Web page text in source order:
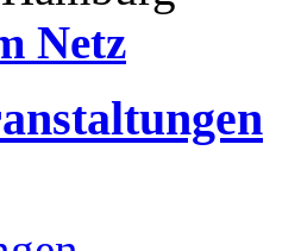
Netz